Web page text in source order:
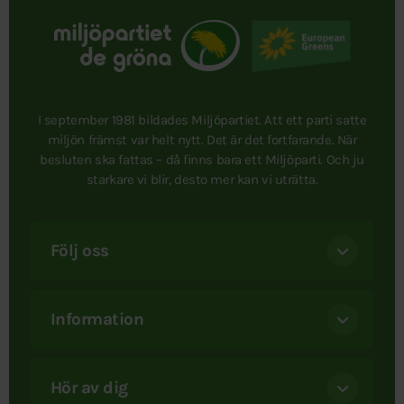
I september 1981 bildades Miljöpartiet. Att ett parti satte
miljön främst var helt nytt. Det är det fortfarande. När
besluten ska fattas – då finns bara ett Miljöparti. Och ju
starkare vi blir, desto mer kan vi uträtta.
Följ oss
Information
Hör av dig